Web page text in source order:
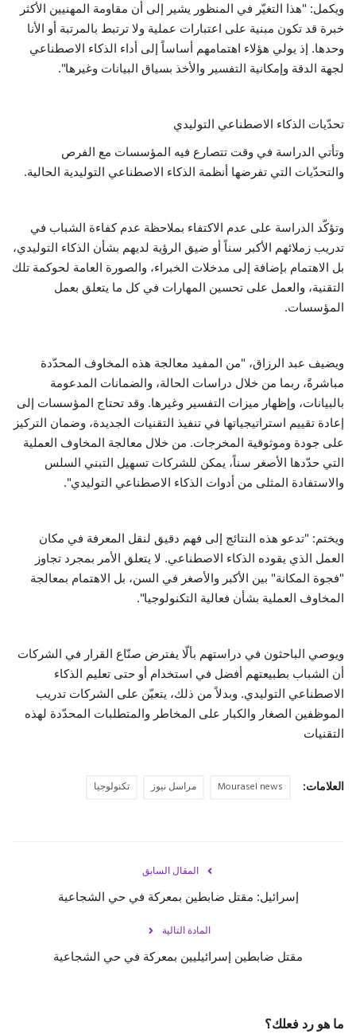
ويكمل: "هذا التغيّر في المنظور يشير إلى أن مقاومة المهنيين الأكثر
خبرة قد تكون مبنية على اعتبارات عملية ولا ترتبط بالمرتبة أو الأنا
وحدها. إذ يولي هؤلاء اهتمامهم أساساً إلى أداء الذكاء الاصطناعي
لجهة الدقة وإمكانية التفسير والأخذ بسياق البيانات وغيرها".
تحدّيات الذكاء الاصطناعي التوليدي
وتأتي الدراسة في وقت تتصارع فيه المؤسسات مع الفرص
والتحدّيات التي تفرضها أنظمة الذكاء الاصطناعي التوليدية الحالية.
وتؤكّد الدراسة على عدم الاكتفاء بملاحظة عدم كفاءة الشباب في
تدريب زملائهم الأكبر سناً أو ضيق الرؤية لديهم بشأن الذكاء التوليدي،
بل الاهتمام بإضافة إلى مدخلات الخبراء، والصورة العامة لحوكمة تلك
التقنية، والعمل على تحسين المهارات في كل ما يتعلق بعمل
المؤسسات.
ويضيف عبد الرزاق، "من المفيد معالجة هذه المخاوف المحدّدة
مباشرةً، ربما من خلال دراسات الحالة، والضمانات المدعومة
بالبيانات، وإظهار ميزات التفسير وغيرها. وقد تحتاج المؤسسات إلى
إعادة تقييم استراتيجياتها في تنفيذ التقنيات الجديدة، وضمان التركيز
على جودة وموثوقية المخرجات. من خلال معالجة المخاوف العملية
التي حدّدها الأصغر سناً، يمكن للشركات تسهيل التبني السلس
والاستفادة المثلى من أدوات الذكاء الاصطناعي التوليدي".
ويختم: "تدعو هذه النتائج إلى فهم دقيق لنقل المعرفة في مكان
العمل الذي يقوده الذكاء الاصطناعي. لا يتعلق الأمر بمجرد تجاوز
"فجوة المكانة" بين الأكبر والأصغر في السن، بل الاهتمام بمعالجة
المخاوف العملية بشأن فعالية التكنولوجيا".
ويوصي الباحثون في دراستهم بألّا يفترض صنّاع القرار في الشركات
أن الشباب بطبيعتهم أفضل في استخدام أو حتى تعليم الذكاء
الاصطناعي التوليدي. وبدلاً من ذلك، يتعيّن على الشركات تدريب
الموظفين الصغار والكبار على المخاطر والمتطلبات المحدّدة لهذه
التقنيات
العلامات: Mourasel news مراسل نيوز تكنولوجيا
المقال السابق
إسرائيل: مقتل ضابطين بمعركة في حي الشجاعية
المادة التالية
مقتل ضابطين إسرائيليين بمعركة في حي الشجاعية
ما هو رد فعلك؟